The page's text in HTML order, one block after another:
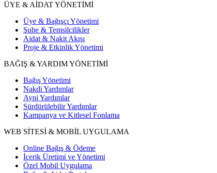
ÜYE & AİDAT YÖNETİMİ
Üye & Bağışçı Yönetimi
Şube & Temsilcilikler
Aidat & Nakit Akışı
Proje & Etkinlik Yönetimi
BAĞIŞ & YARDIM YÖNETİMİ
Bağış Yönetimi
Nakdi Yardımlar
Ayni Yardımlar
Sürdürülebilir Yardımlar
Kampanya ve Kitlesel Fonlama
WEB SİTESİ & MOBİL UYGULAMA
Online Bağış & Ödeme
İçerik Üretimi ve Yönetimi
Özel Mobil Uygulama